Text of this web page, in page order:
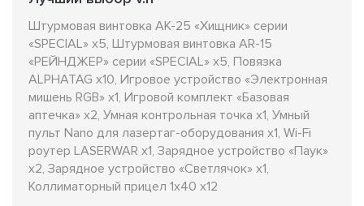
Штурмовая винтовка АК-25 «Хищник» серии
«SPECIAL» x5, Штурмовая винтовка AR-15
«РЕЙНДЖЕР» серии «SPECIAL» x5, Повязка
ALPHATAG x10, Игровое устройство «Электронная
мишень RGB» x1, Игровой комплект «Базовая
аптечка» x2, Умная контрольная точка x1, Умный
пульт Nano для лазертаг-оборудования x1, Wi-Fi
роутер LASERWAR x1, Зарядное устройство «Паук»
x2, Зарядное устройство «Светлячок» x1,
Коллиматорный прицел 1x40 x12